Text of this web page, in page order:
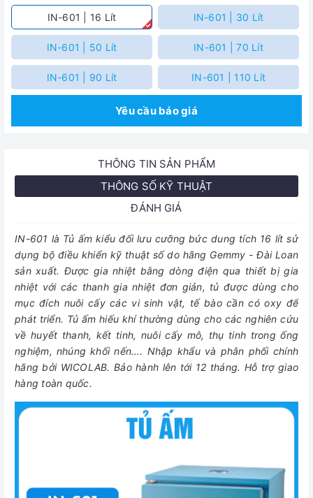
IN-601 | 16 Lít
IN-601 | 30 Lít
IN-601 | 50 Lít IN-601 | 70 Lít
IN-601 | 90 Lít IN-601 | 110 Lít
Yêu cầu báo giá
THÔNG TIN SẢN PHẨM
THÔNG SỐ KỸ THUẬT
ĐÁNH GIÁ
IN-601 là Tủ ấm kiểu đối lưu cưỡng bức dung tích 16 lít sử
dụng bộ điều khiển kỹ thuật số do hãng Gemmy - Đài Loan
sản xuất. Được gia nhiệt bằng dòng điện qua thiết bị gia
nhiệt với các thanh gia nhiệt đơn giản, tủ được dùng cho
mục đích nuôi cấy các vi sinh vật, tế bào cần có oxy để
phát triển. Tủ ấm hiếu khí thường dùng cho các nghiên cứu
về huyết thanh, kết tinh, nuôi cấy mô, thụ tinh trong ống
nghiệm, nhúng khối nến…. Nhập khẩu và phân phối chính
hãng bởi WICOLAB. Bảo hành lên tới 12 tháng. Hỗ trợ giao
hàng toàn quốc.